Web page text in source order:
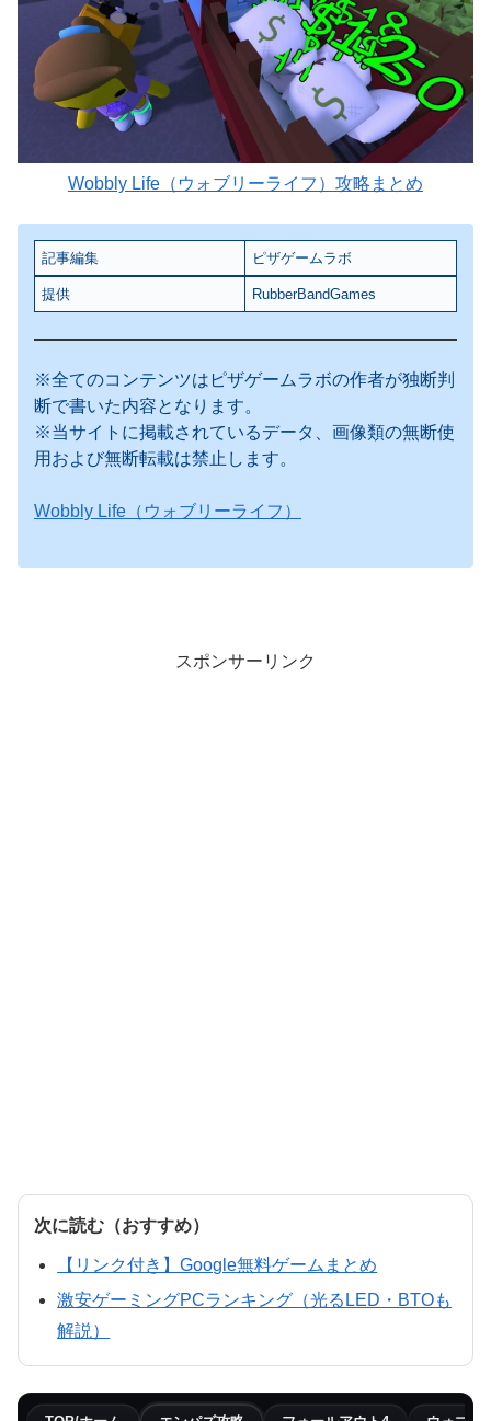
Wobbly Life（ウォブリーライフ）攻略まとめ
記事編集 ピザゲームラボ
提供 RubberBandGames
※全てのコンテンツはピザゲームラボの作者が独断判
断で書いた内容となります。
※当サイトに掲載されているデータ、画像類の無断使
用および無断転載は禁止します。
Wobbly Life（ウォブリーライフ）
スポンサーリンク
次に読む（おすすめ）
【リンク付き】Google無料ゲームまとめ
激安ゲーミングPCランキング（光るLED・BTOも
解説）